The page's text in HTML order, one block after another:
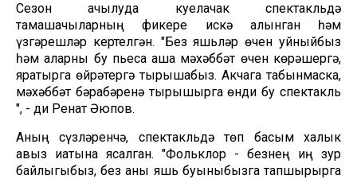
Сезон ачылуда куелачак спектакльдә
тамашачыларның фикере искә алынган һәм
үзгәрешләр кертелгән. "Без яшьләр өчен уйныйбыз
һәм аларны бу пьеса аша мәхәббәт өчен көрәшергә,
яратырга өйрәтергә тырышабыз. Акчага табынмаска,
мәхәббәт бәрабәренә тырышырга өнди бу спектакль
", - ди Ренат Әюпов.
Аның сүзләренчә, спектакльдә төп басым халык
авыз иҗатына ясалган. "Фольклор - безнең иң зур
байлыгыбыз, без аны яшь буыныбызга тапшырырга